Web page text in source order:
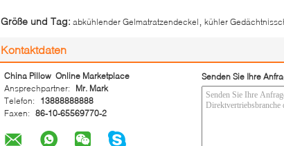
Größe und Tag: abkühlender Gelmatratzendeckel kühler
Kontaktdaten
China Pillow Online Marketplace
Ansprechpartner:
Mr. Mark
Telefon:
13888888888
Faxen: 86-10-65569770-2
Senden Sie Ihre